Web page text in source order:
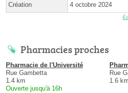
Création 4 octobre 2024
Pharmacies proches
Pharmacie de l'Université
Rue Gambetta
1.4 km
Ouverte jusqu'à 16h
Rue
1.6 km